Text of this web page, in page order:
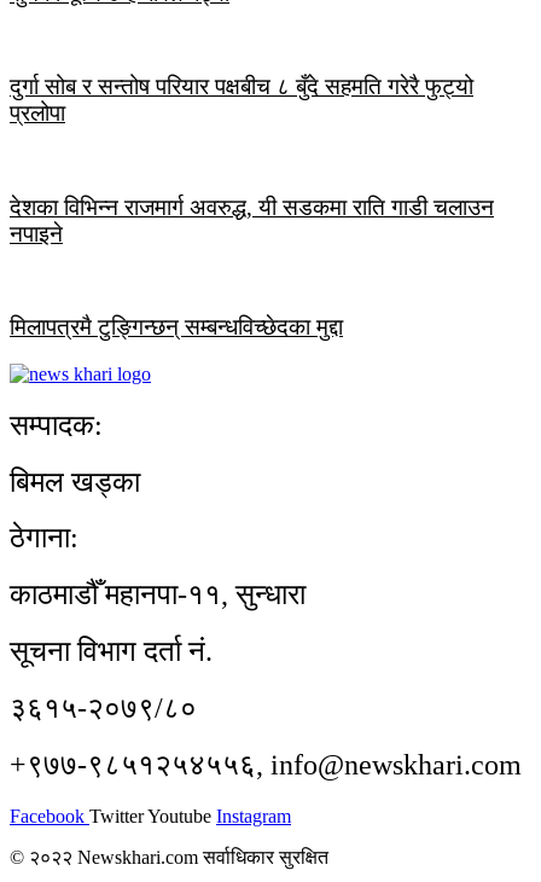
दुर्गा सोब र सन्तोष परियार पक्षबीच ८ बुँदे सहमति गरेरै फुट्यो
प्रलोपा
देशका विभिन्न राजमार्ग अवरुद्ध, यी सडकमा राति गाडी चलाउन
नपाइने
मिलापत्रमै टुङ्गिन्छन् सम्बन्धविच्छेदका मुद्दा
सम्पादक:
बिमल खड्का
ठेगाना:
काठमाडौँ महानपा-११, सुन्धारा
सूचना विभाग दर्ता नं.
३६१५-२०७९/८०
+९७७-९८५१२५४५५६, info@newskhari.com
Facebook TwitterYoutube Instagram
© २०२२ Newskhari.com सर्वाधिकार सुरक्षित